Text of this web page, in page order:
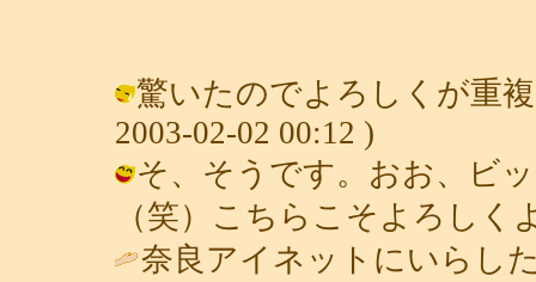
驚いたのでよろしくが重
2003-02-02 00:12 )
そ、そうです。おお、ビ
（笑）こちらこそよろしく
奈良アイネットにいらし